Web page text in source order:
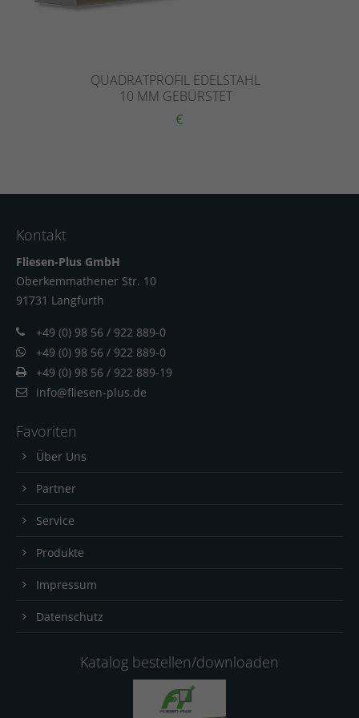
QUADRATPROFIL EDELSTAHL
10 MM GEBÜRSTET
€
Kontakt
Fliesen-Plus GmbH
Oberkemmathener Str. 10
91731 Langfurth
+49 (0) 98 56 / 922 889-0
+49 (0) 98 56 / 922 889-0
+49 (0) 98 56 / 922 889-19
info@fliesen-plus.de
Favoriten
Über Uns
Partner
Service
Produkte
Impressum
Datenschutz
Katalog bestellen/downloaden